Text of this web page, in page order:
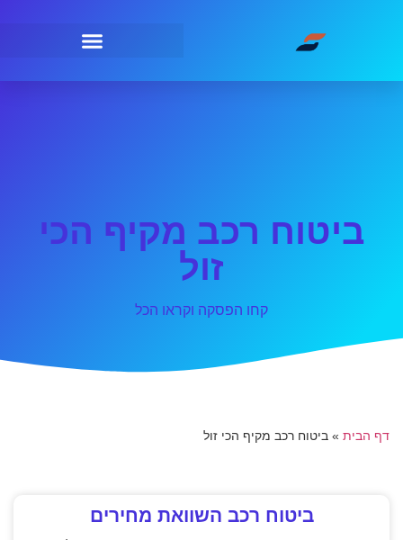
ביטוח רכב מקיף הכי
זול
קחו הפסקה וקראו הכל
דף הבית » ביטוח רכב מקיף הכי זול
ביטוח רכב השוואת מחירים